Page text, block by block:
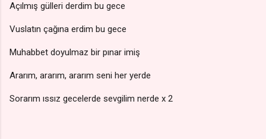
Açılmış gülleri derdim bu gece
Vuslatın çağına erdim bu gece
Muhabbet doyulmaz bir pınar imiş
Ararım, ararım, ararım seni her yerde
Sorarım ıssız gecelerde sevgilim nerde x 2